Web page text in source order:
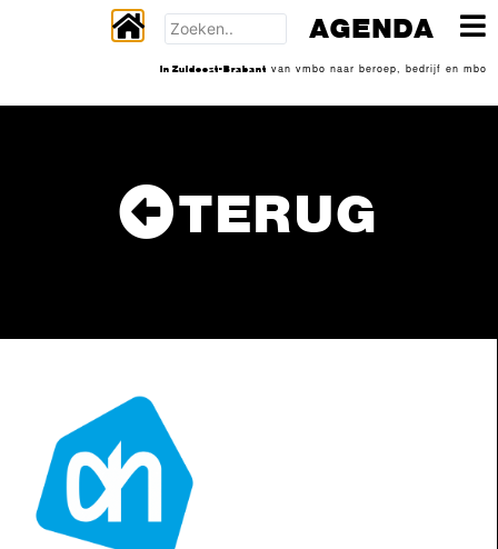
TERUG
AGENDA
In Zuidoost-Brabant van vmbo naar beroep, bedrijf en mbo